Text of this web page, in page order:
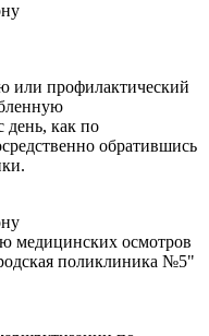
или профилактический
день, как по
обратившись
медицинских осмотров
поликлиника №5"